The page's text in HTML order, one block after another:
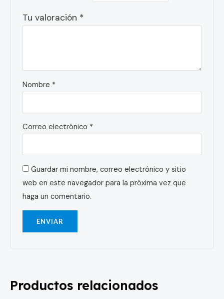
Tu valoración *
Nombre *
Correo electrónico *
Guardar mi nombre, correo electrónico y sitio
web en este navegador para la próxima vez que
haga un comentario.
Productos relacionados